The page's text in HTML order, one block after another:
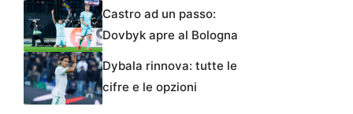
Castro ad un passo:
Dovbyk apre al Bologna
Dybala rinnova: tutte le
cifre e le opzioni